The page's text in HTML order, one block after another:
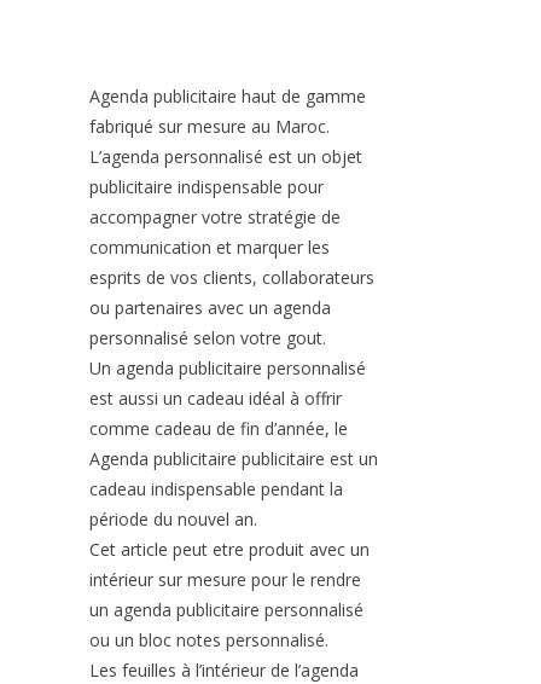
Agenda publicitaire haut de gamme
fabriqué sur mesure au Maroc.
L’agenda personnalisé est un objet
publicitaire indispensable pour
accompagner votre stratégie de
communication et marquer les
esprits de vos clients, collaborateurs
ou partenaires avec un agenda
personnalisé selon votre gout.
Un agenda publicitaire personnalisé
est aussi un cadeau idéal à offrir
comme cadeau de fin d’année, le
Agenda publicitaire publicitaire est un
cadeau indispensable pendant la
période du nouvel an.
Cet article peut etre produit avec un
intérieur sur mesure pour le rendre
un agenda publicitaire personnalisé
ou un bloc notes personnalisé.
Les feuilles à l’intérieur de l’agenda